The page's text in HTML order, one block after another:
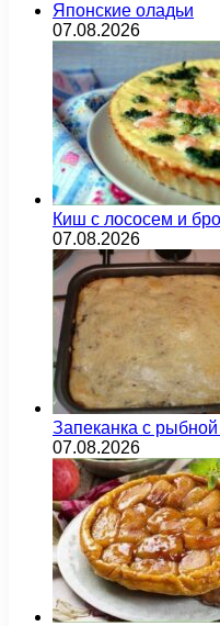
Японские оладьи
07.08.2026
Киш с лососем и
07.08.2026
Запеканка с
07.08.2026